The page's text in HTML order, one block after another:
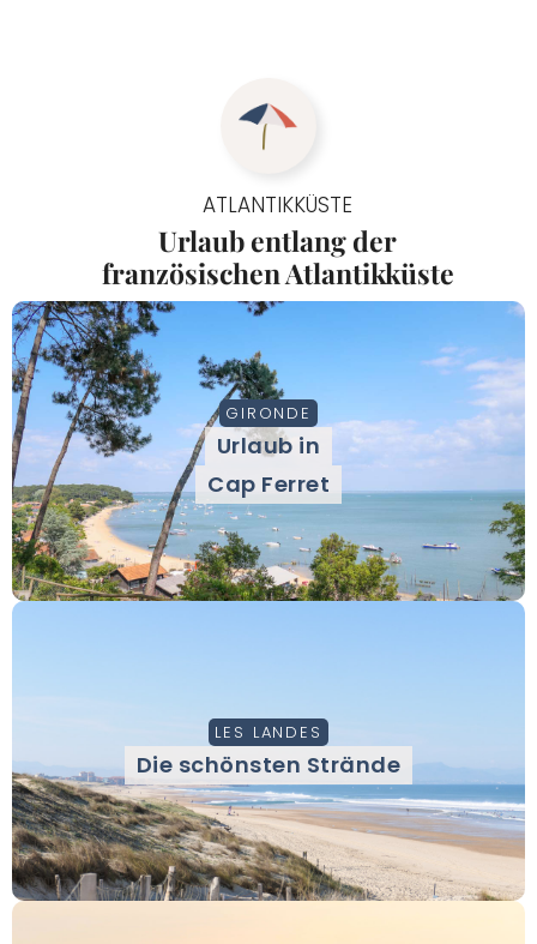
ATLANTIKKÜSTE
Urlaub entlang der
französischen Atlantikküste
GIRONDE
Urlaub in
Cap Ferret
LES LANDES
Die schönsten Strände